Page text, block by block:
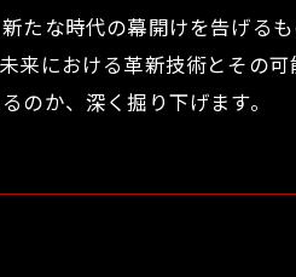
たな時代の幕開けを告げる
来における革新技術とその
のか、深く掘り下げます。